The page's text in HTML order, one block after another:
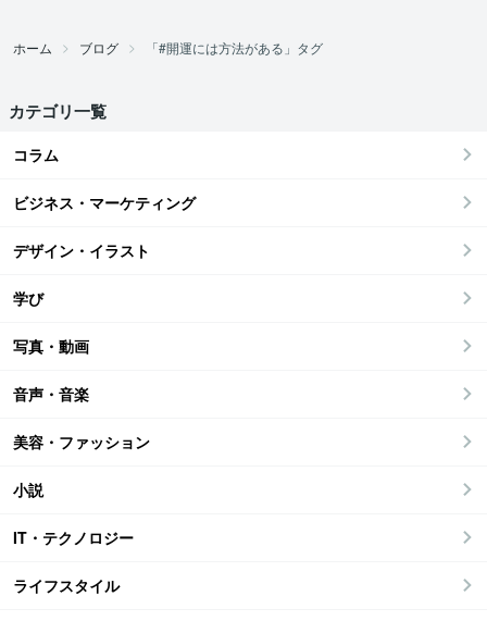
ホーム ブログ 「#開運には方法がある」タグ
カテゴリ一覧
コラム
ビジネス・マーケティング
デザイン・イラスト
学び
写真・動画
音声・音楽
美容・ファッション
小説
IT・テクノロジー
ライフスタイル